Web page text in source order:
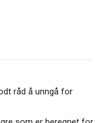
råd å unngå for